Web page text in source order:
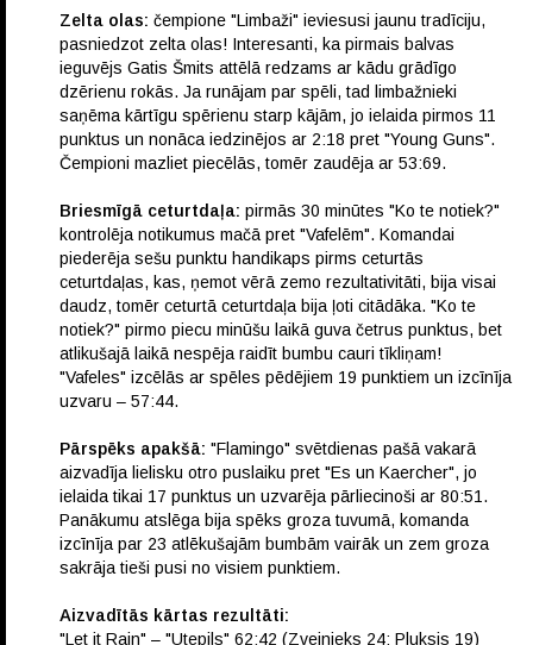
Zelta olas: čempione "Limbaži" ieviesusi jaunu tradīciju,
pasniedzot zelta olas! Interesanti, ka pirmais balvas
ieguvējs Gatis Šmits attēlā redzams ar kādu grādīgo
dzērienu rokās. Ja runājam par spēli, tad limbažnieki
saņēma kārtīgu spērienu starp kājām, jo ielaida pirmos 11
punktus un nonāca iedzinējos ar 2:18 pret "Young Guns".
Čempioni mazliet piecēlās, tomēr zaudēja ar 53:69.
Briesmīgā ceturtdaļa: pirmās 30 minūtes "Ko te notiek?"
kontrolēja notikumus mačā pret "Vafelēm". Komandai
piederēja sešu punktu handikaps pirms ceturtās
ceturtdaļas, kas, ņemot vērā zemo rezultativitāti, bija visai
daudz, tomēr ceturtā ceturtdaļa bija ļoti citādāka. "Ko te
notiek?" pirmo piecu minūšu laikā guva četrus punktus, bet
atlikušajā laikā nespēja raidīt bumbu cauri tīkliņam!
"Vafeles" izcēlās ar spēles pēdējiem 19 punktiem un izcīnīja
uzvaru – 57:44.
Pārspēks apakšā: "Flamingo" svētdienas pašā vakarā
aizvadīja lielisku otro puslaiku pret "Es un Kaercher", jo
ielaida tikai 17 punktus un uzvarēja pārliecinoši ar 80:51.
Panākumu atslēga bija spēks groza tuvumā, komanda
izcīnīja par 23 atlēkušajām bumbām vairāk un zem groza
sakrāja tieši pusi no visiem punktiem.
Aizvadītās kārtas rezultāti:
"Let it Rain" – "Utepils" 62:42 (Zvejnieks 24; Pluksis 19)